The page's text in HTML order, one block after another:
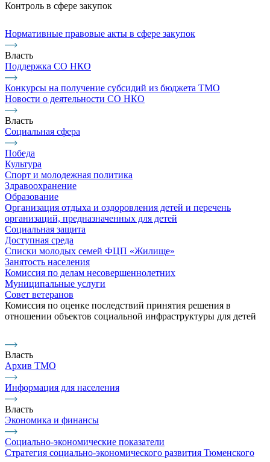
Контроль в сфере закупок
Нормативные правовые акты в сфере закупок
Власть
Поддержка СО НКО
Конкурсы на получение субсидий из бюджета ТМО
Новости о деятельности СО НКО
Власть
Социальная сфера
Победа
Культура
Спорт и молодежная политика
Здравоохранение
Образование
Организация отдыха и оздоровления детей и перечень
организаций, предназначенных для детей
Социальная защита
Доступная среда
Списки молодых семей ФЦП «Жилище»
Занятость населения
Комиссия по делам несовершеннолетних
Муниципальные услуги
Совет ветеранов
Комиссия по оценке последствий принятия решения в
отношении объектов социальной инфраструктуры для детей
Власть
Архив ТМО
Информация для населения
Власть
Экономика и финансы
Социально-экономические показатели
Стратегия социально-экономического развития Тюменского